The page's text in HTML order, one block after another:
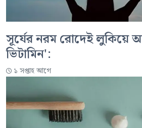
সূর্যের নরম রোদেই লুকিয়ে
ভিটামিন':
১ সপ্তাহ আগে